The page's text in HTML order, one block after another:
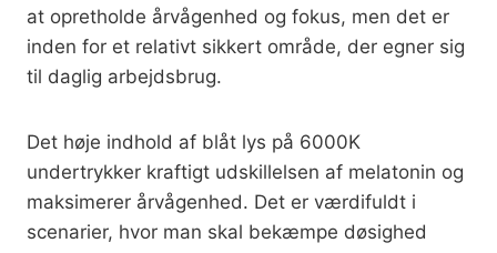
at opretholde årvågenhed og fokus, men det er
inden for et relativt sikkert område, der egner sig
til daglig arbejdsbrug.
Det høje indhold af blåt lys på 6000K
undertrykker kraftigt udskillelsen af melatonin og
maksimerer årvågenhed. Det er værdifuldt i
scenarier, hvor man skal bekæmpe døsighed